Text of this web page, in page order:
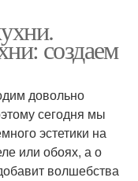
создаем
довольно
сегодня мы
эстетики на
или обоях, а о
волшебства